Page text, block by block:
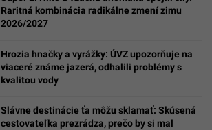
Raritná kombinácia radikálne zmení zimu
2026/2027
Hrozia hnačky a vyrážky: ÚVZ upozorňuje na
viaceré známe jazerá, odhalili problémy s
kvalitou vody
Slávne destinácie ťa môžu sklamať: Skúsená
cestovateľka prezrádza, prečo by si mal